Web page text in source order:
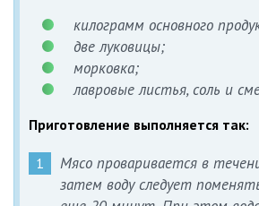
килограмм основного
две луковицы;
морковка;
лавровые листья, соль и
Приготовление выполняется так:
Мясо проваривается в
затем воду следует